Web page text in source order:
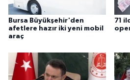
Bursa Büyükşehir'den
afetlere hazır iki yeni mobil
araç
71